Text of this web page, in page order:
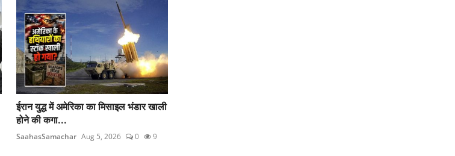
ईरान युद्ध में अमेरिका का मिसाइल भंडार खाली
होने की कगा...
SaahasSamachar Aug 5, 2026 0 9